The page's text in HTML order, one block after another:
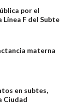
por el
F del Subte
materna
en subtes,
Ciudad